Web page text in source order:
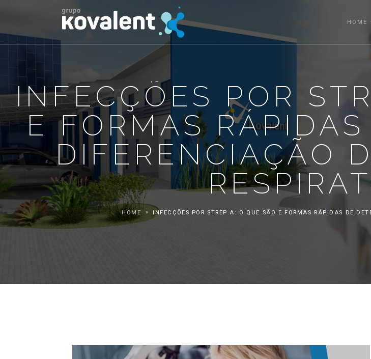
HOME
INFECÇÕES POR
E FORMAS
DIFERENCIAÇÃO
HOME INFECÇÕES POR STREP A: O QUE SÃO E FORMAS RÁPIDAS DE